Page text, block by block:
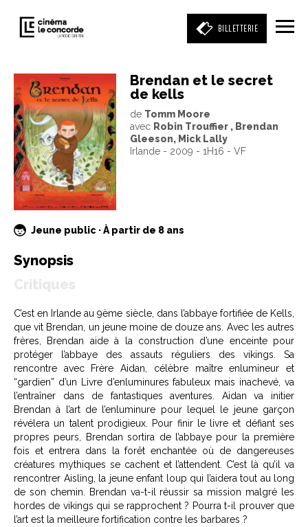
BILLETTERIE
Entrez votre mot clé
(film, réalisateur, acteur, événement)
Brendan et le secret
de kells
de Tomm Moore
avec Robin Trouffier , Brendan
Gleeson, Mick Lally
Irlande - 2009 - 1H16 - VF
Jeune public · À partir de 8 ans
Synopsis
C’est en Irlande au 9ème siècle, dans l’abbaye fortifiée de Kells,
que vit Brendan, un jeune moine de douze ans. Avec les autres
frères, Brendan aide à la construction d’une enceinte pour
protéger l’abbaye des assauts réguliers des vikings. Sa
rencontre avec Frère Aidan, célèbre maître enlumineur et
“gardien” d’un Livre d’enluminures fabuleux mais inachevé, va
l’entraîner dans de fantastiques aventures. Aidan va initier
Brendan à l’art de l’enluminure pour lequel le jeune garçon
révélera un talent prodigieux. Pour finir le livre et défiant ses
propres peurs, Brendan sortira de l’abbaye pour la première
fois et entrera dans la forêt enchantée où de dangereuses
créatures mythiques se cachent et l’attendent. C’est là qu’il va
rencontrer Aisling, la jeune enfant loup qui l’aidera tout au long
de son chemin. Brendan va-t-il réussir sa mission malgré les
hordes de vikings qui se rapprochent ? Pourra t-il prouver que
l’art est la meilleure fortification contre les barbares ?